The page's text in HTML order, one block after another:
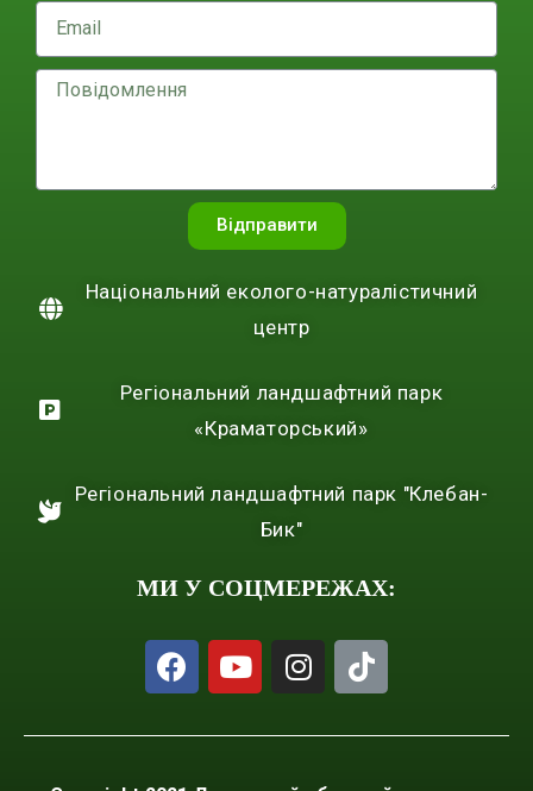
Відправити
Національний еколого-натуралістичний
центр
Регіональний ландшафтний парк
«Краматорський»
Регіональний ландшафтний парк "Клебан-
Бик"
МИ У СОЦМЕРЕЖАХ: